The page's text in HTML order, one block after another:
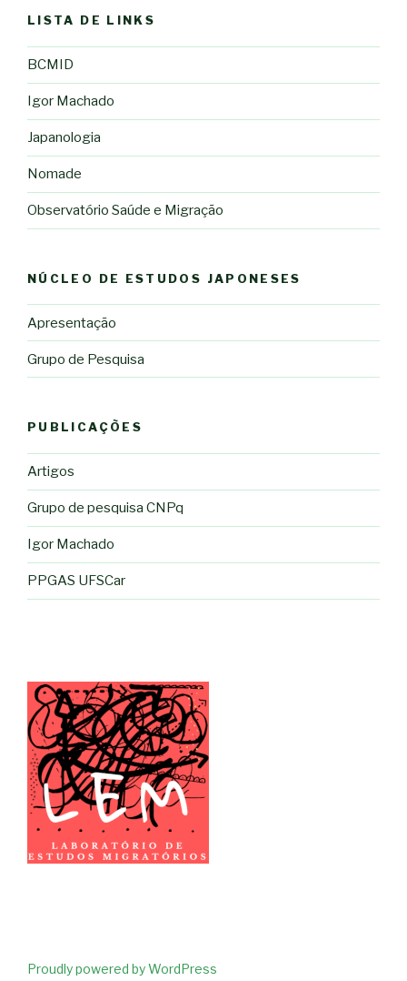
LISTA DE LINKS
BCMID
Igor Machado
Japanologia
Nomade
Observatório Saúde e Migração
NÚCLEO DE ESTUDOS JAPONESES
Apresentação
Grupo de Pesquisa
PUBLICAÇÕES
Artigos
Grupo de pesquisa CNPq
Igor Machado
PPGAS UFSCar
Proudly powered by WordPress